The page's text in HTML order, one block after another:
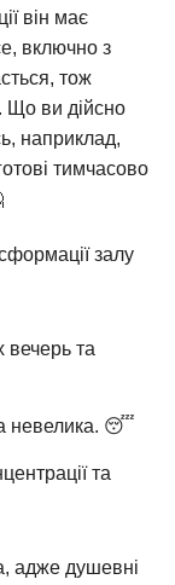
він має
включно з
тож
Що ви дійсно
наприклад,
тимчасово
залу
вечерь та
невелика. 😴
та
адже душевні